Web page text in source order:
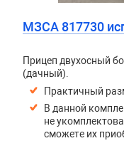
МЗСА 817730
Прицеп двухосный
(дачный).
Практичный
В данной
не
сможете их